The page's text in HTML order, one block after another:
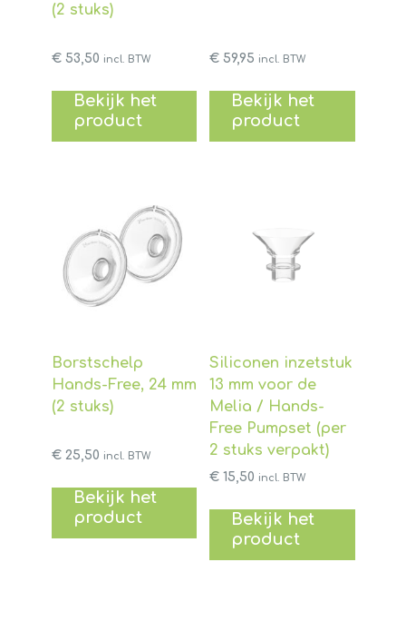
(2 stuks)
€53,50 incl. BTW
Bekijk het
product
€59,95 incl. BTW
Bekijk het
product
Borstschelp
Hands-Free, 24 mm
(2 stuks)
€25,50 incl. BTW
Bekijk het
product
Siliconen inzetstuk
13 mm voor de
Melia / Hands-
Free Pumpset (per
2 stuks verpakt)
€15,50 incl. BTW
Bekijk het
product